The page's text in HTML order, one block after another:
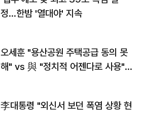
정…한밤 '열대야' 지속
오세훈 "용산공원 주택공급 동의 못
해" vs 與 "정치적 어젠다로 사용"
李대통령 "외신서 보던 폭염 상황 현